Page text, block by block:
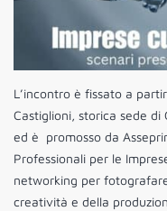
L’incontro è fissato a
Castiglioni, storica sede di
ed è promosso da
Professionali per le
networking per
creatività e della